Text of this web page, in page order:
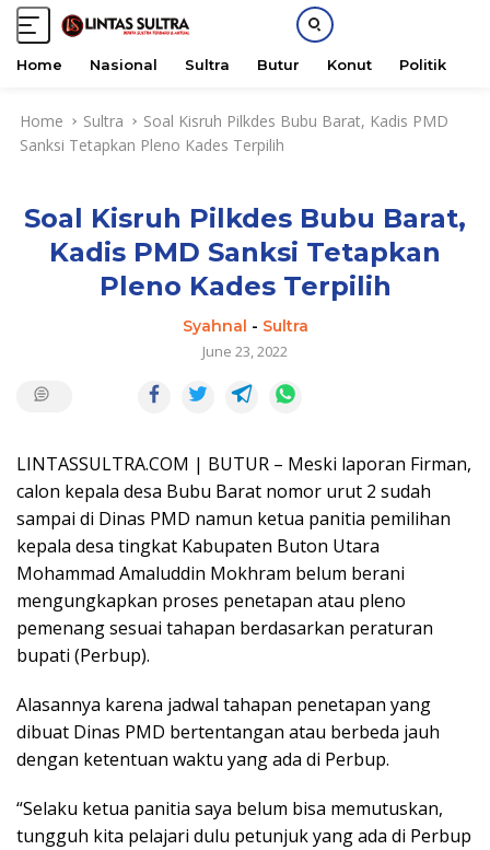
Home Nasional Sultra Butur Konut Politik
Home Sultra
Soal Kisruh Pilkdes Bubu Barat, Kadis PMD
Sanksi Tetapkan Pleno Kades Terpilih
Soal Kisruh Pilkdes Bubu Barat,
Kadis PMD Sanksi Tetapkan
Pleno Kades Terpilih
Syahnal - Sultra
June 23, 2022
LINTASSULTRA.COM | BUTUR – Meski laporan Firman,
calon kepala desa Bubu Barat nomor urut 2 sudah
sampai di Dinas PMD namun ketua panitia pemilihan
kepala desa tingkat Kabupaten Buton Utara
Mohammad Amaluddin Mokhram belum berani
mengungkapkan proses penetapan atau pleno
pemenang sesuai tahapan berdasarkan peraturan
bupati (Perbup).
Alasannya karena jadwal tahapan penetapan yang
dibuat Dinas PMD bertentangan atau berbeda jauh
dengan ketentuan waktu yang ada di Perbup.
“Selaku ketua panitia saya belum bisa memutuskan,
tungguh kita pelajari dulu petunjuk yang ada di Perbup